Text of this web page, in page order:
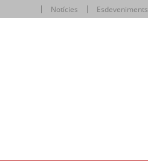
Notícies Esdeveniments